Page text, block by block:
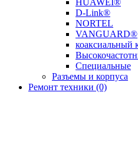
D-Link®
NORTEL
VANGUARD®
коаксиальный
Специальные
Разъемы и корпуса
Ремонт техники (0)